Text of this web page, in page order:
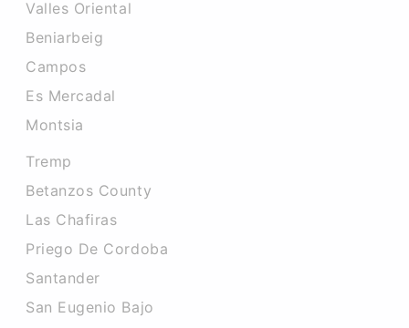
Valles Oriental
Beniarbeig
Campos
Es Mercadal
Montsia
Tremp
Betanzos County
Las Chafiras
Priego De Cordoba
Santander
San Eugenio Bajo